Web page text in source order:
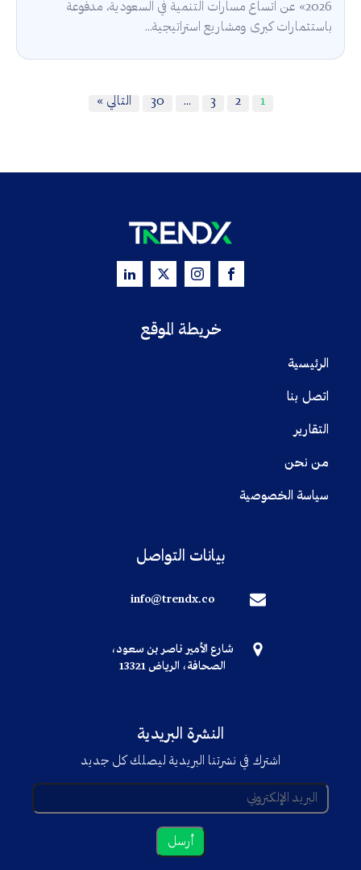
2026» عن اتساع مسارات التنمية في السعودية، مدفوعة
باستثمارات كبرى ومشاريع استراتيجية...
1
2
3
…
30 التالي »
خريطة الموقع
الرئيسية
اتصل بنا
التقارير
من نحن
سياسة الخصوصية
بيانات التواصل
info@trendx.co
شارع الأمير ناصر بن سعود،
الصحافة، الرياض 13321
النشرة البريدية
اشترك في نشرتنا البريدية ليصلك كل جديد